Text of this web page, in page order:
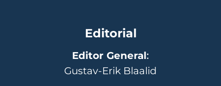
Editorial
Editor General:
Gustav-Erik Blaalid